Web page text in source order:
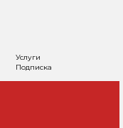
Услуги
Подписка